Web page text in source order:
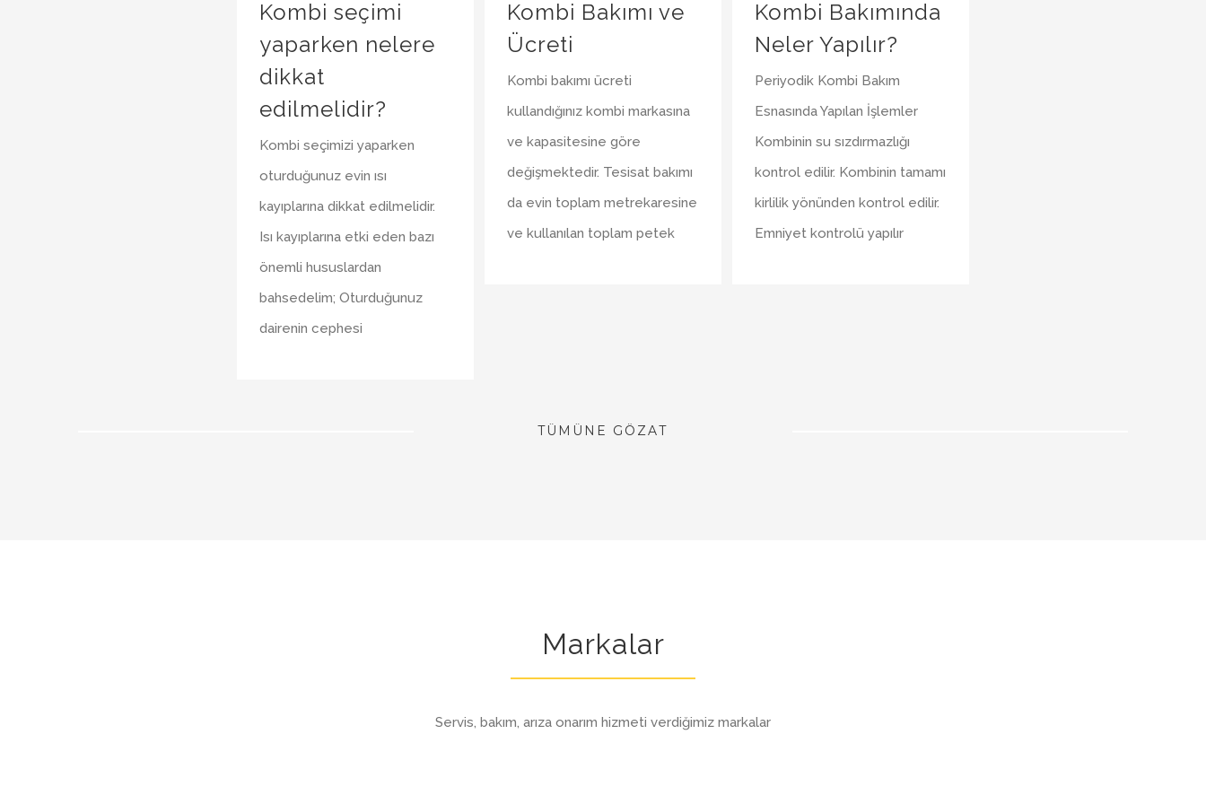
Kombi seçimi
yaparken nelere
dikkat
edilmelidir?
Kombi seçimizi yaparken
oturduğunuz evin ısı
kayıplarına dikkat edilmelidir.
Isı kayıplarına etki eden bazı
önemli hususlardan
bahsedelim; Oturduğunuz
dairenin cephesi
Kombi Bakımı ve
Ücreti
Kombi bakımı ücreti
kullandığınız kombi markasına
ve kapasitesine göre
değişmektedir. Tesisat bakımı
da evin toplam metrekaresine
ve kullanılan toplam petek
Kombi Bakımında
Neler Yapılır?
Periyodik Kombi Bakım
Esnasında Yapılan İşlemler
Kombinin su sızdırmazlığı
kontrol edilir. Kombinin tamamı
kirlilik yönünden kontrol edilir.
Emniyet kontrolü yapılır
TÜMÜNE GÖZAT
Markalar
Servis, bakım, arıza onarım hizmeti verdiğimiz markalar